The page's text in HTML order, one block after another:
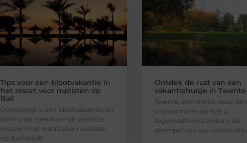
Tips voor een blootvakantie in
het resort voor nudisten op
Bali
Overweegt u een blootvakantie en
bent u op zoek naar de perfecte
locatie? Het resort voor nudisten
op Bali biedt
Ontdek de rust van een
vakantiehuisje in Twente
Twente, een streek waar de
u omarmt en de rust u
tegemoetkomt zodra u de
drempel van uw